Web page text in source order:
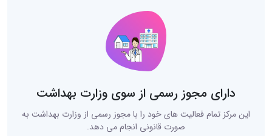
دارای مجوز رسمی از سوی وزارت بهداشت
این مرکز تمام فعالیت های خود را با مجوز رسمی از وزارت بهداشت به
صورت قانونی انجام می دهد.